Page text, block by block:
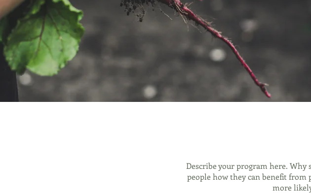
Describe your program here.
people how they can benefit from
more